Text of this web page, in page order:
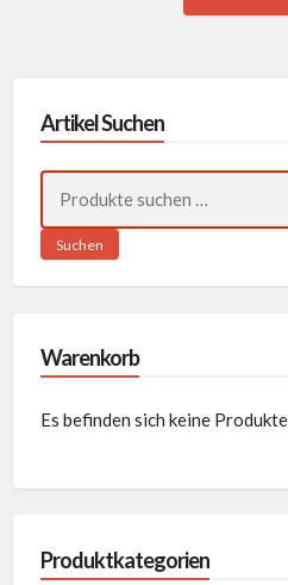
Artikel Suchen
nach:
Suchen
Warenkorb
Es befinden sich keine
Produktkategorien